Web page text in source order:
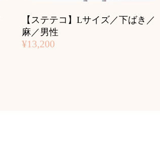
【ステテコ】Lサイズ／下ばき／
麻／男性
¥13,200